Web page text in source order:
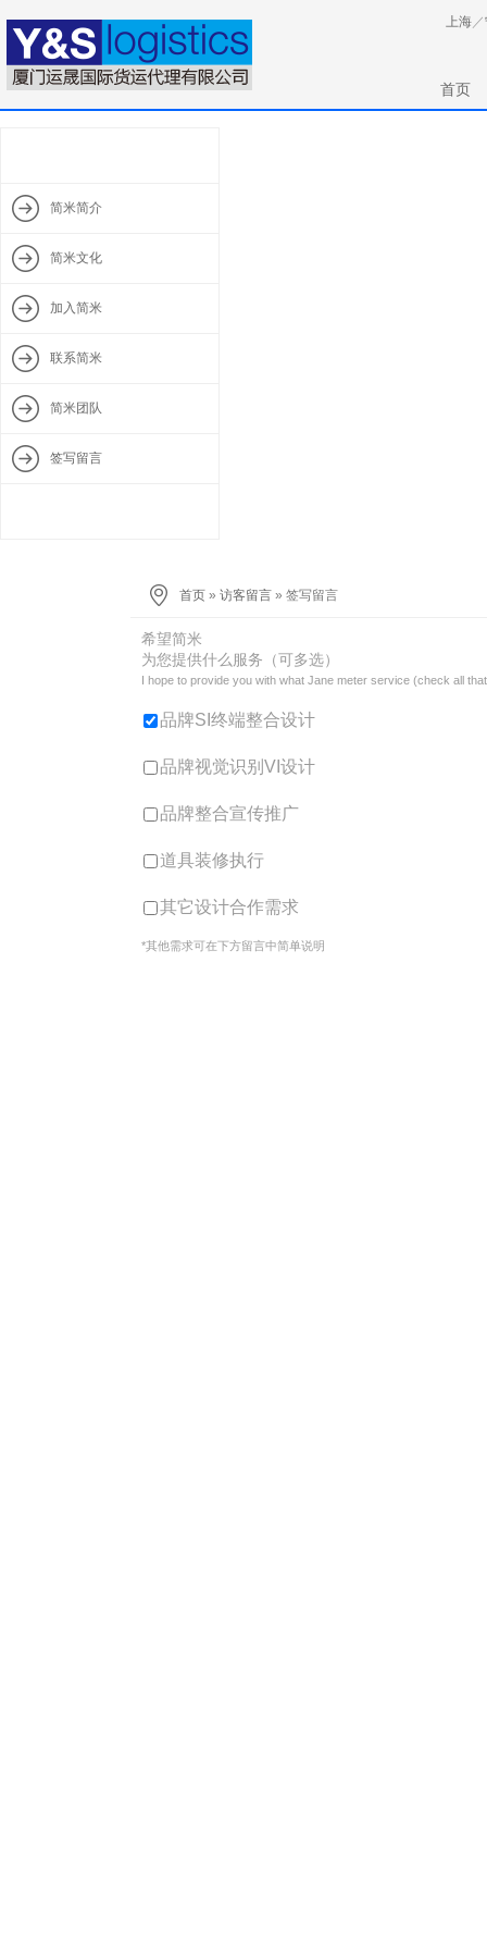
上海／
首页
简米简介
简米文化
加入简米
联系简米
简米团队
签写留言
首页 » 访客留言 » 签写留言
希望简米
为您提供什么服务（可多选）
I hope to provide you with what Jane meter service (check all
品牌SI终端整合设计
品牌视觉识别VI设计
品牌整合宣传推广
道具装修执行
其它设计合作需求
*其他需求可在下方留言中简单说明